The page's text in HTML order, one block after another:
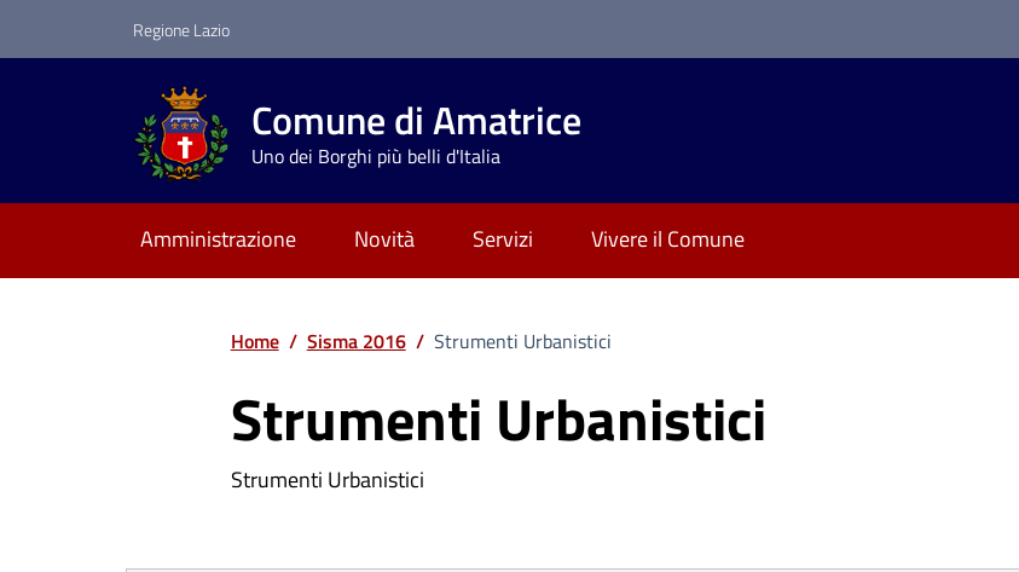
Regione Lazio
Comune di Amatrice
Uno dei Borghi più belli d'Italia
Amministrazione Novità Servizi Vivere il Comune
Home / Sisma 2016 / Strumenti Urbanistici
Strumenti Urbanistici
Strumenti Urbanistici